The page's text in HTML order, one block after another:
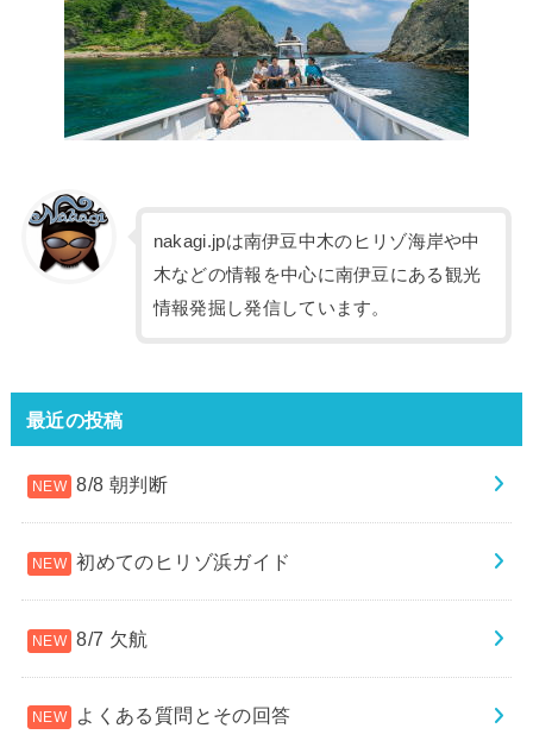
nakagi.jpは南伊豆中木のヒリゾ海岸や中
木などの情報を中心に南伊豆にある観光
情報発掘し発信しています。
最近の投稿
8/8 朝判断
初めてのヒリゾ浜ガイド
8/7 欠航
よくある質問とその回答